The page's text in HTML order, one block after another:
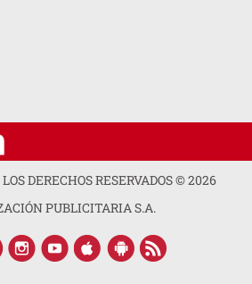
DERECHOS RESERVADOS ©2026
PUBLICITARIA S.A.